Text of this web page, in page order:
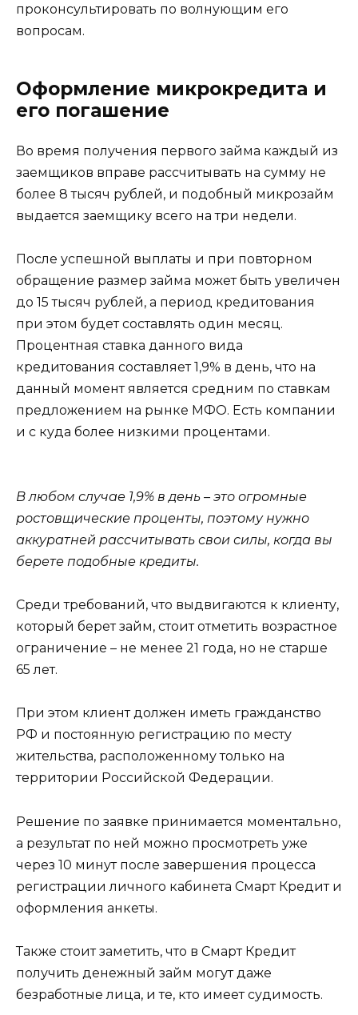
проконсультировать по волнующим его
вопросам.
Оформление микрокредита и
его погашение
Во время получения первого займа каждый из
заемщиков вправе рассчитывать на сумму не
более 8 тысяч рублей, и подобный микрозайм
выдается заемщику всего на три недели.
После успешной выплаты и при повторном
обращение размер займа может быть увеличен
до 15 тысяч рублей, а период кредитования
при этом будет составлять один месяц.
Процентная ставка данного вида
кредитования составляет 1,9% в день, что на
данный момент является средним по ставкам
предложением на рынке МФО. Есть компании
и с куда более низкими процентами.
В любом случае 1,9% в день – это огромные
ростовщические проценты, поэтому нужно
аккуратней рассчитывать свои силы, когда вы
берете подобные кредиты.
Среди требований, что выдвигаются к клиенту,
который берет займ, стоит отметить возрастное
ограничение – не менее 21 года, но не старше
65 лет.
При этом клиент должен иметь гражданство
РФ и постоянную регистрацию по месту
жительства, расположенному только на
территории Российской Федерации.
Решение по заявке принимается моментально,
а результат по ней можно просмотреть уже
через 10 минут после завершения процесса
регистрации личного кабинета Смарт Кредит и
оформления анкеты.
Также стоит заметить, что в Смарт Кредит
получить денежный займ могут даже
безработные лица, и те, кто имеет судимость.